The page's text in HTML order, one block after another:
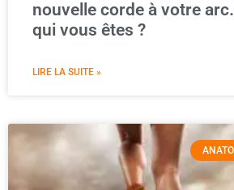
nouvelle corde à votre
qui vous êtes ?
LIRE LA SUITE »